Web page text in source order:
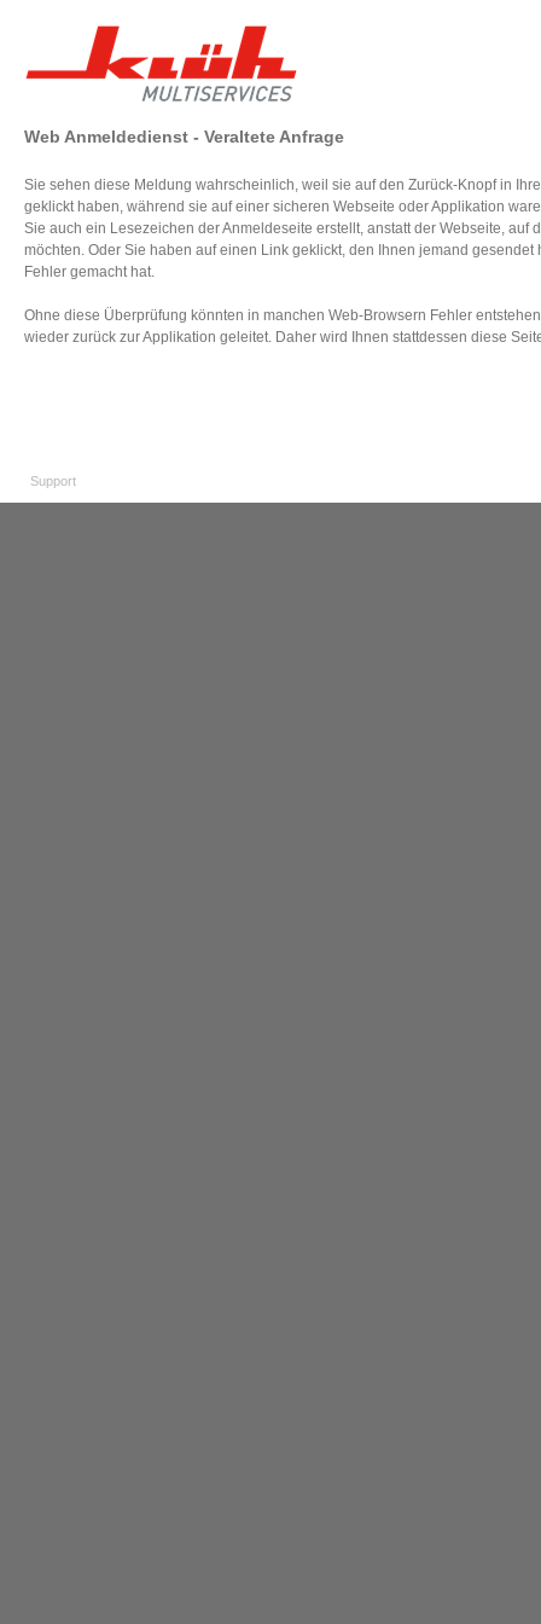
Web Anmeldedienst - Veraltete Anfrage
Sie sehen diese Meldung wahrscheinlich, weil sie auf den Zurück-Knopf in
geklickt haben, während sie auf einer sicheren Webseite oder Applikation
Sie auch ein Lesezeichen der Anmeldeseite erstellt, anstatt der Webseite, auf
möchten. Oder Sie haben auf einen Link geklickt, den Ihnen jemand gesendet
Fehler gemacht hat.
Ohne diese Überprüfung könnten in manchen Web-Browsern Fehler
wieder zurück zur Applikation geleitet. Daher wird Ihnen stattdessen diese
Support